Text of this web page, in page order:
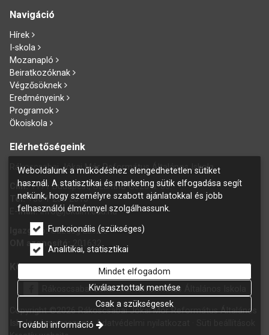
Navigáció
Hírek
I-skola
Mozanapló
Beiratkozóknak
Végzősöknek
Eredményeink
Programok
Ökoiskola
Elérhetőségeink
Rákoscsabai Jókai Mór Református Általános Iskola
Cím:1171 Budapest, Szánthó Géza u. 60.
Tel: +36 1 258 2015
-mail: info@jokaim.edu.hu
Igazgató:Gazdag László
OM azonosító:201632
Kövess bennünket Facebookon is!
Rákoscsabai Jókai Mór Református Általános Iskola
Copyright ©2026 Rákoscsabai Jókai Mór Református Általános
Iskola.
Impresszum Adatvédelmi nyilatkozat
Weboldalunk a működéshez elengedhetetlen sütiket
használ. A statisztikai és marketing sütik elfogadása segít
nekünk, hogy személyre szabott ajánlatokkal és jobb
felhasználói élménnyel szolgálhassunk.
Funkcionális (szükséges)
Analitikai, statisztikai
Mindet elfogadom
Kiválasztottak mentése
Csak a szükségesek
További információ